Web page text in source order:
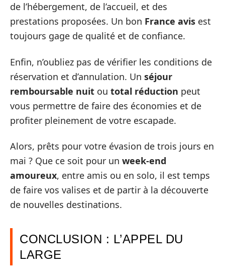
de l’hébergement, de l’accueil, et des
prestations proposées. Un bon France avis est
toujours gage de qualité et de confiance.
Enfin, n’oubliez pas de vérifier les conditions de
réservation et d’annulation. Un séjour
remboursable nuit ou total réduction peut
vous permettre de faire des économies et de
profiter pleinement de votre escapade.
Alors, prêts pour votre évasion de trois jours en
mai ? Que ce soit pour un week-end
amoureux, entre amis ou en solo, il est temps
de faire vos valises et de partir à la découverte
de nouvelles destinations.
CONCLUSION : L’APPEL DU
LARGE